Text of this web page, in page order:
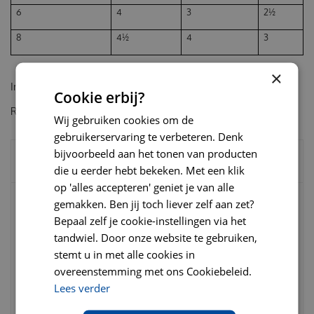
6 4 3 2½
8 4½ 4 3
Inhoud: 12x100 gram
Rc cat sensitivity control mp 12x85 gram kip
BESTEL SNEL SAMEN MET:
Arden grange cat adult sensitive
fish&potato grain free 2 kg
×
Cookie erbij?
Wij gebruiken cookies om de
gebruikerservaring te verbeteren. Denk
bijvoorbeeld aan het tonen van producten
die u eerder hebt bekeken. Met een klik
op 'alles accepteren' geniet je van alle
gemakken. Ben jij toch liever zelf aan zet?
Bepaal zelf je cookie-instellingen via het
tandwiel. Door onze website te gebruiken,
stemt u in met alle cookies in
overeenstemming met ons Cookiebeleid.
Lees verder